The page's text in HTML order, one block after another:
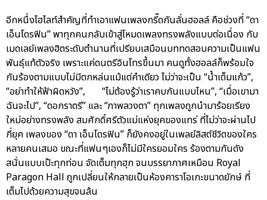
อีกหนึ่งไฮไลท์สำคัญที่ทำเอาแฟนเพลงกรี๊ดกันลั่นฮอลล์ คือช่วงที่ “ดา
เอ็นโดรฟิน” พาทุกคนกลับเข้าสู่โหมดเพลงทรงพลังแบบต่อเนื่อง กับ
เมดเลย์เพลงฮิตระดับตำนานที่เปรียบเสมือนบททดสอบความเป็นแฟน
พันธุ์แท้ตัวจริง เพราะแค่ดนตรีอินโทรขึ้นมา คนดูทั้งฮอลล์ก็พร้อมใจ
กันร้องตามแบบไม่มีตกหล่นแม้แต่คำเดียว ไม่ว่าจะเป็น “น้ำเต็มแก้ว”,
“อย่าทำให้ฟ้าผิดหวัง”, “ไม่ต้องรู้ว่าเราคบกันแบบไหน”, “เมื่อเขามา
ฉันจะไป”, “ดอกราตรี” และ “ภาพลวงตา” ทุกเพลงถูกนำมาร้อยเรียง
ใหม่อย่างทรงพลัง สมศักดิ์ศรีตัวแม่แห่งยุคของแทร่ ที่ไม่ว่าจะผ่านไป
กี่ยุค เพลงของ “ดา เอ็นโดรฟิน” ก็ยังคงอยู่ในเพลย์ลิสต์ชีวิตของใคร
หลายคนเสมอ ขณะที่แฟนๆเองก็ไม่มีใครยอมใคร ร้องตามกันดัง
สนั่นแบบเป๊ะทุกท่อน จัดเต็มทุกฮุก จนบรรยากาศเหมือน Royal
Paragon Hall ถูกเปลี่ยนให้กลายเป็นห้องคาราโอเกะขนาดยักษ์ ที่
เต็มไปด้วยความสุขจนล้น